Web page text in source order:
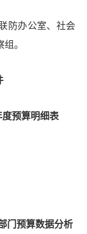
防办公室、 社会
组。
度预算明细表
门预算数据分析